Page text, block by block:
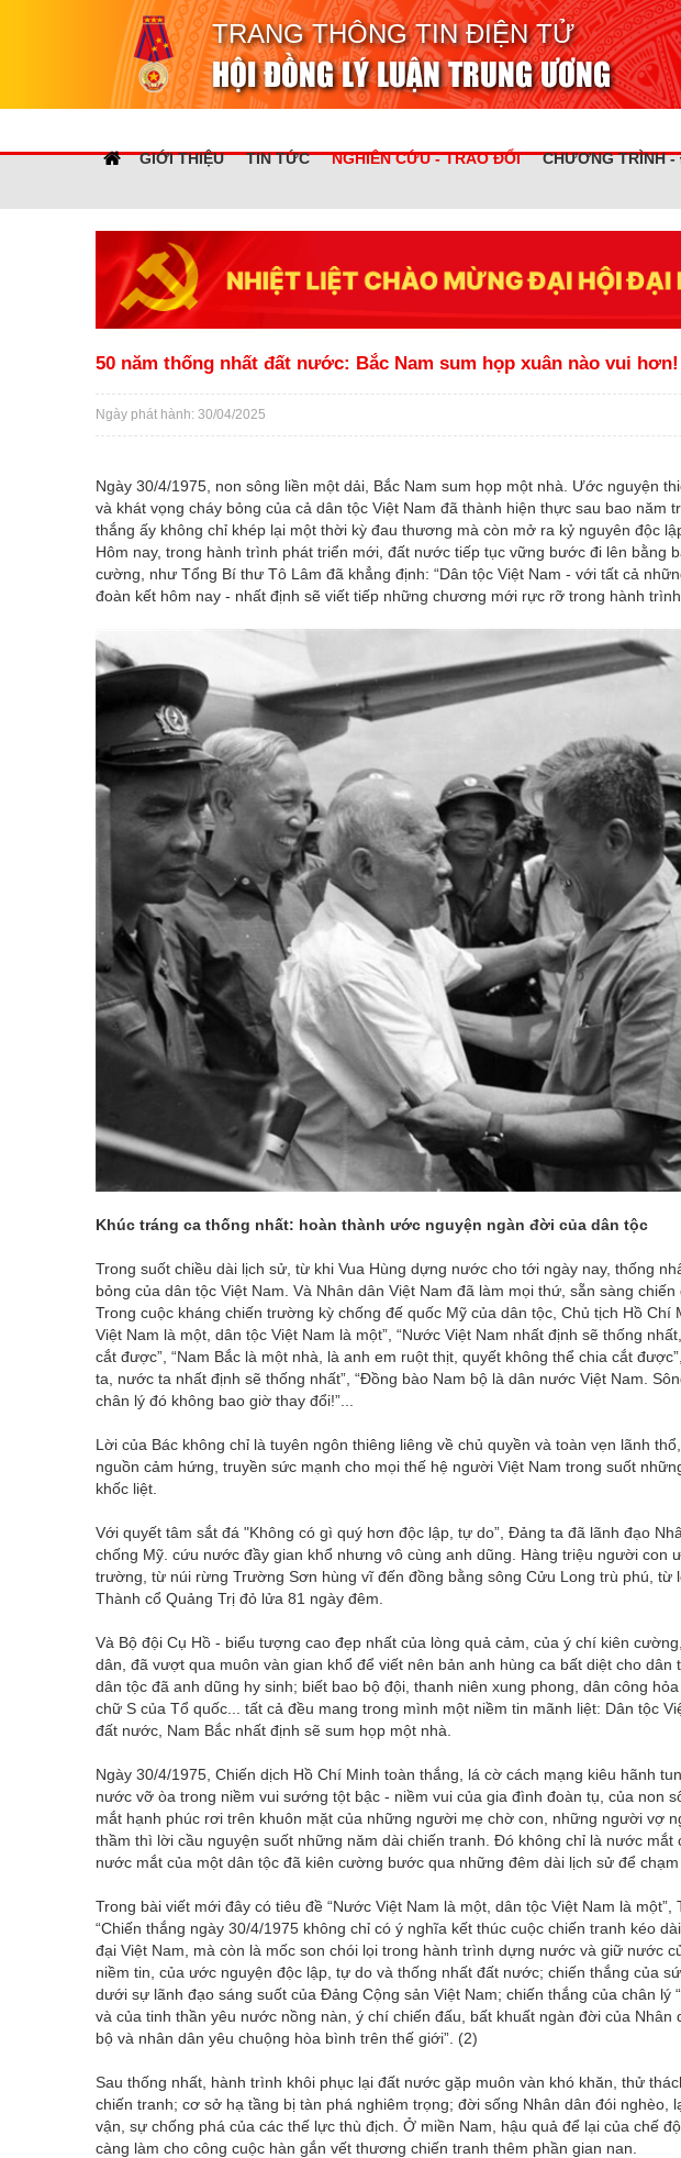
TRANG THÔNG TIN ĐIỆN TỬ
HỘI ĐỒNG LÝ LUẬN TRUNG ƯƠNG
GIỚI THIỆU TIN TỨC NGHIÊN CỨU - TRAO ĐỔI CHƯƠNG TRÌNH -
50 năm thống nhất đất nước: Bắc Nam sum họp xuân nào vui hơn!
Ngày phát hành: 30/04/2025
Ngày 30/4/1975, non sông liền một dải, Bắc Nam sum họp một nhà. Ước nguyện
và khát vọng cháy bỏng của cả dân tộc Việt Nam đã thành hiện thực sau bao năm
thắng ấy không chỉ khép lại một thời kỳ đau thương mà còn mở ra kỷ nguyên độc
Hôm nay, trong hành trình phát triển mới, đất nước tiếp tục vững bước đi lên bằng
cường, như Tổng Bí thư Tô Lâm đã khẳng định: “Dân tộc Việt Nam - với tất cả
đoàn kết hôm nay - nhất định sẽ viết tiếp những chương mới rực rỡ trong hành
Khúc tráng ca thống nhất: hoàn thành ước nguyện ngàn đời của dân tộc
Trong suốt chiều dài lịch sử, từ khi Vua Hùng dựng nước cho tới ngày nay, thống
bỏng của dân tộc Việt Nam. Và Nhân dân Việt Nam đã làm mọi thứ, sẵn sàng chiến
Trong cuộc kháng chiến trường kỳ chống đế quốc Mỹ của dân tộc, Chủ tịch Hồ Chí
Việt Nam là một, dân tộc Việt Nam là một”, “Nước Việt Nam nhất định sẽ thống
cắt được”, “Nam Bắc là một nhà, là anh em ruột thịt, quyết không thể chia cắt
ta, nước ta nhất định sẽ thống nhất”, “Đồng bào Nam bộ là dân nước Việt Nam.
chân lý đó không bao giờ thay đổi!”...
Lời của Bác không chỉ là tuyên ngôn thiêng liêng về chủ quyền và toàn vẹn lãnh
nguồn cảm hứng, truyền sức mạnh cho mọi thế hệ người Việt Nam trong suốt
khốc liệt.
Với quyết tâm sắt đá "Không có gì quý hơn độc lập, tự do”, Đảng ta đã lãnh đạo
chống Mỹ. cứu nước đầy gian khổ nhưng vô cùng anh dũng. Hàng triệu người con
trường, từ núi rừng Trường Sơn hùng vĩ đến đồng bằng sông Cửu Long trù phú, từ
Thành cổ Quảng Trị đỏ lửa 81 ngày đêm.
Và Bộ đội Cụ Hồ - biểu tượng cao đẹp nhất của lòng quả cảm, của ý chí kiên
dân, đã vượt qua muôn vàn gian khổ để viết nên bản anh hùng ca bất diệt cho
dân tộc đã anh dũng hy sinh; biết bao bộ đội, thanh niên xung phong, dân công
chữ S của Tổ quốc... tất cả đều mang trong mình một niềm tin mãnh liệt: Dân tộc
đất nước, Nam Bắc nhất định sẽ sum họp một nhà.
Ngày 30/4/1975, Chiến dịch Hồ Chí Minh toàn thắng, lá cờ cách mạng kiêu hãnh
nước vỡ òa trong niềm vui sướng tột bậc - niềm vui của gia đình đoàn tụ, của non
mắt hạnh phúc rơi trên khuôn mặt của những người mẹ chờ con, những người vợ
thầm thì lời cầu nguyện suốt những năm dài chiến tranh. Đó không chỉ là nước mắt
nước mắt của một dân tộc đã kiên cường bước qua những đêm dài lịch sử để
Trong bài viết mới đây có tiêu đề “Nước Việt Nam là một, dân tộc Việt Nam là
“Chiến thắng ngày 30/4/1975 không chỉ có ý nghĩa kết thúc cuộc chiến tranh kéo
đại Việt Nam, mà còn là mốc son chói lọi trong hành trình dựng nước và giữ nước
niềm tin, của ước nguyện độc lập, tự do và thống nhất đất nước; chiến thắng của
dưới sự lãnh đạo sáng suốt của Đảng Cộng sản Việt Nam; chiến thắng của chân lý
và của tinh thần yêu nước nồng nàn, ý chí chiến đấu, bất khuất ngàn đời của Nhân
bộ và nhân dân yêu chuộng hòa bình trên thế giới”. (2)
Sau thống nhất, hành trình khôi phục lại đất nước gặp muôn vàn khó khăn, thử
chiến tranh; cơ sở hạ tầng bị tàn phá nghiêm trọng; đời sống Nhân dân đói nghèo,
vận, sự chống phá của các thế lực thù địch. Ở miền Nam, hậu quả để lại của chế
càng làm cho công cuộc hàn gắn vết thương chiến tranh thêm phần gian nan.